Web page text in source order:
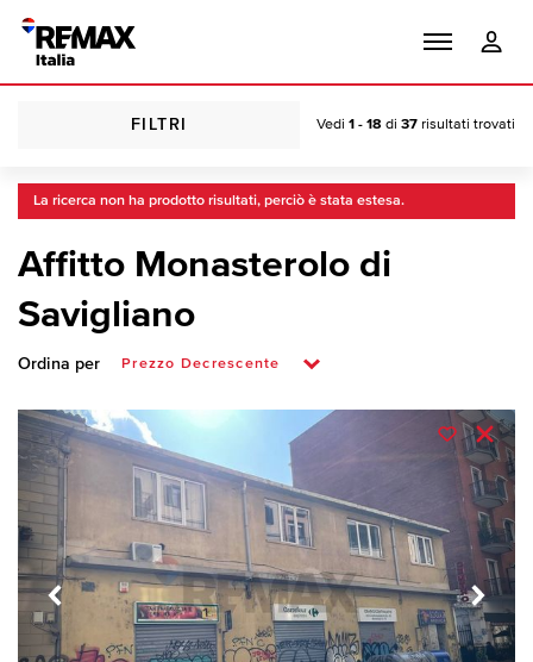
FILTRI Vedi 1 - 18 di 37 risultati trovati
La ricerca non ha prodotto risultati, perciò è stata estesa.
Affitto Monasterolo di
Savigliano
Ordina per